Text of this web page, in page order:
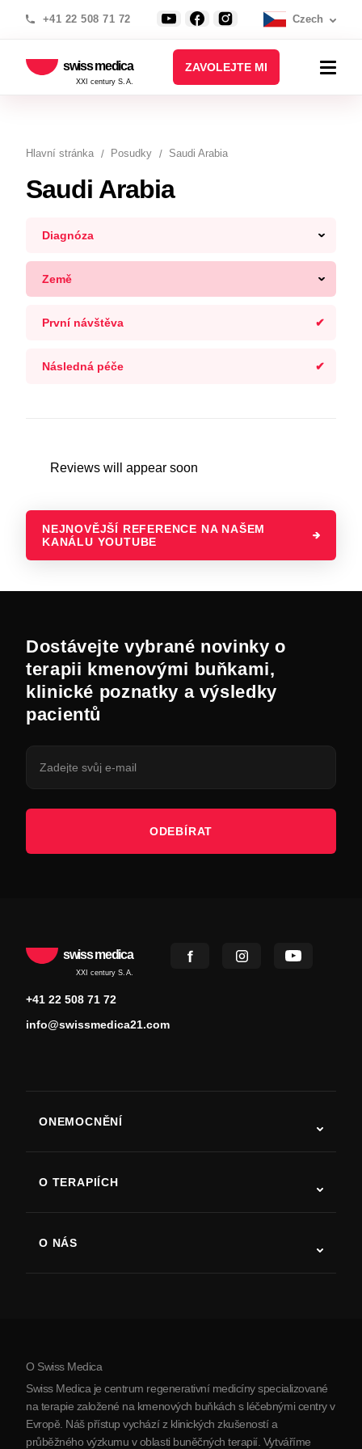
+41 22 508 71 72 Czech
swiss medica
XXI century S.A.
ZAVOLEJTE MI
Hlavní stránka Posudky Saudi Arabia
Saudi Arabia
Diagnóza
Země
První návštěva
Následná péče
Reviews will appear soon
NEJNOVĚJŠÍ REFERENCE NA NAŠEM
KANÁLU YOUTUBE
Dostávejte vybrané novinky o
terapii kmenovými buňkami,
klinické poznatky a výsledky
pacientů
ODEBÍRAT
swiss medica
XXI century S.A.
+41 22 508 71 72
info@swissmedica21.com
ONEMOCNĚNÍ
Parkinsonova choroba
Artritida
O TERAPIÍCH
O NÁS
O Srbsku
Partnerství
O Swiss Medica
Swiss Medica je centrum regenerativní medicíny specializované
na terapie založené na kmenových buňkách s léčebnými centry v
Evropě. Náš přístup vychází z klinických zkušeností a
průběžného výzkumu v oblasti buněčných terapií. Vytváříme